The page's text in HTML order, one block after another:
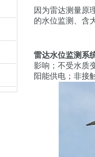
因为雷达测量原
的水位监测、含
雷达水位监测系
影响；不受水质
阳能供电；非接